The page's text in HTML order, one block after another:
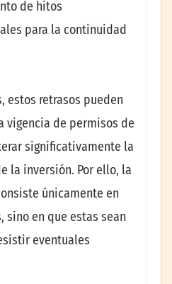
de hitos
para la continuidad
estos retrasos pueden
vigencia de permisos de
significativamente la
la inversión. Por ello, la
únicamente en
sino en que estas sean
eventuales